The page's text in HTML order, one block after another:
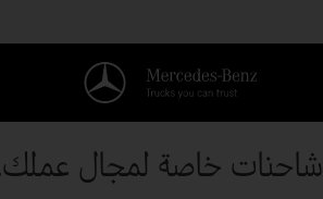
شاحنات خاصة لمجال